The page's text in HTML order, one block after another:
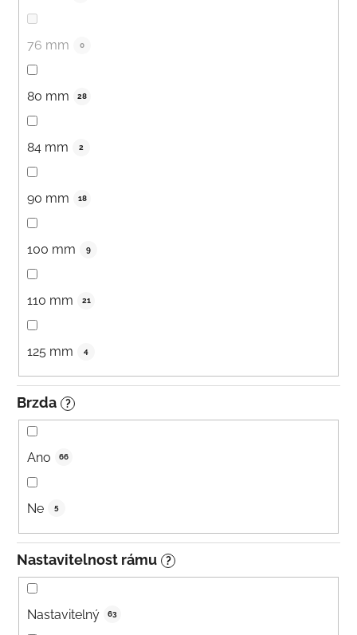
76 mm 0
80 mm 28
84 mm 2
90 mm 18
100 mm 9
110 mm 21
125 mm 4
Brzda ?
Ano 66
Ne 5
Nastavitelnost rámu ?
Nastavitelný 63